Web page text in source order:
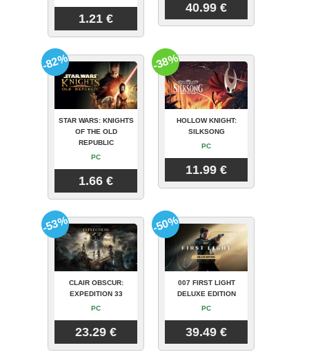
1.21 €
40.99 €
STAR WARS: KNIGHTS
OF THE OLD
REPUBLIC
PC
1.66 €
-82%
HOLLOW KNIGHT:
SILKSONG
PC
11.99 €
-38%
CLAIR OBSCUR:
EXPEDITION 33
PC
23.29 €
-53%
007 FIRST LIGHT
DELUXE EDITION
PC
39.49 €
-50%